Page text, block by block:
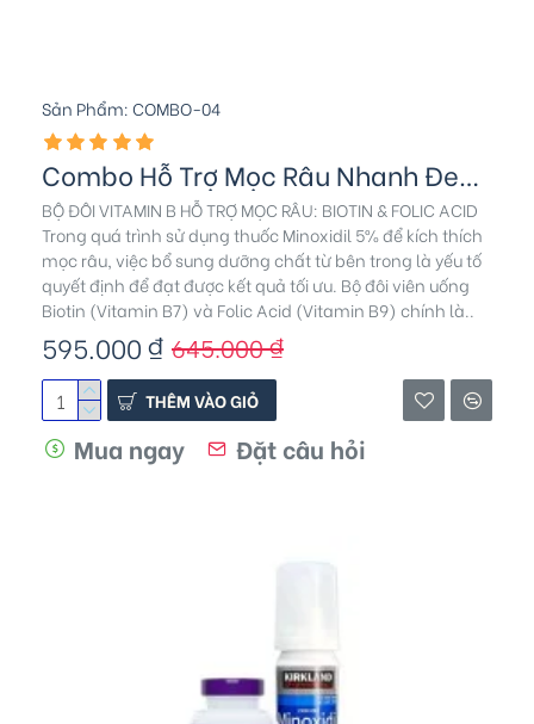
Sản Phẩm:COMBO-04
Combo Hỗ Trợ Mọc Râu Nhanh Đen Biotin & Folic
BỘ ĐÔI VITAMIN B HỖ TRỢ MỌC RÂU: BIOTIN & FOLIC ACID
Trong quá trình sử dụng thuốc Minoxidil 5% để kích thích
mọc râu, việc bổ sung dưỡng chất từ bên trong là yếu tố
quyết định để đạt được kết quả tối ưu. Bộ đôi viên uống
Biotin (Vitamin B7) và Folic Acid (Vitamin B9) chính là..
595.000 ₫ 645.000 ₫
THÊM VÀO GIỎ
Mua ngay Đặt câu hỏi